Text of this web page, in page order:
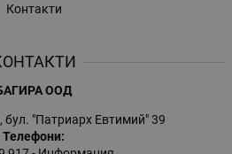
Контакти
ООД
бул. "Патриарх Евтимий" 39
Телефони: